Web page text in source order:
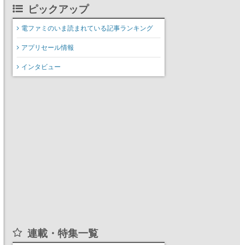
ピックアップ
電ファミのいま読まれている記事ランキング
アプリセール情報
インタビュー
連載・特集一覧